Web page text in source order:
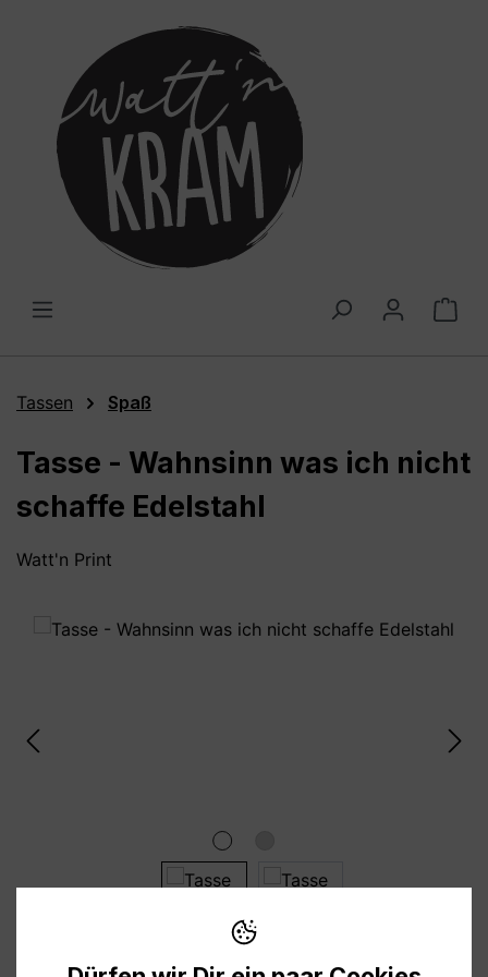
Tassen Spaß
Tasse - Wahnsinn was ich nicht
schaffe Edelstahl
Watt'n Print
Bildergalerie überspringen